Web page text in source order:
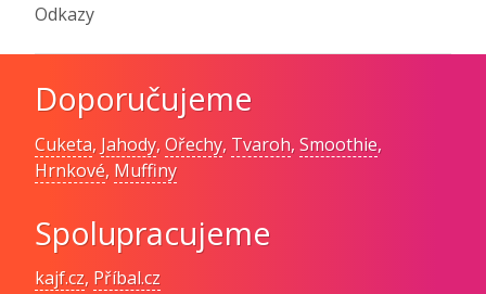
Odkazy
Doporučujeme
Cuketa, Jahody,Ořechy, Tvaroh,Smoothie,
Hrnkové, Muffiny
Spolupracujeme
kajf.cz, Příbal.cz